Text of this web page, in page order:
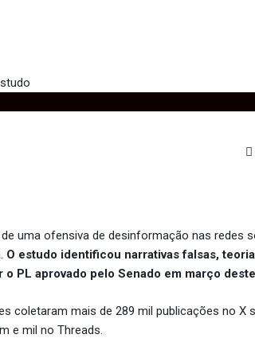
nas redes, diz estudo
uma ofensiva de desinformação nas redes
O estudo identificou narrativas falsas,
PL aprovado pelo Senado em março
coletaram mais de 289 mil publicações no X
e mil no Threads.